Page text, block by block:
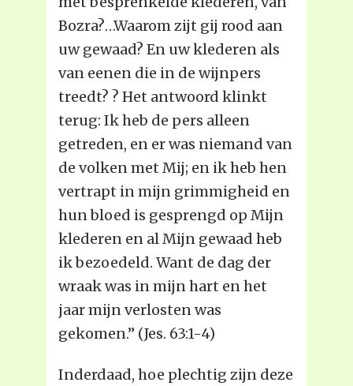
Bozra?…Waarom zijt gij rood aan
uw gewaad? En uw klederen als
van eenen die in de wijnpers
treedt? ? Het antwoord klinkt
terug: Ik heb de pers alleen
getreden, en er was niemand van
de volken met Mij; en ik heb hen
vertrapt in mijn grimmigheid en
hun bloed is gesprengd op Mijn
klederen en al Mijn gewaad heb
ik bezoedeld. Want de dag der
wraak was in mijn hart en het
jaar mijn verlosten was
gekomen.” (Jes. 63:1-4)
Inderdaad, hoe plechtig zijn deze